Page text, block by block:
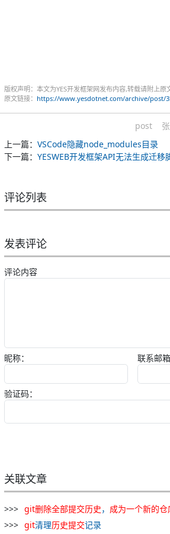
版权声明：本文为YES开发框架网发布内容,转载请附上原
原文链接： https://www.yesdotnet.com/archive/post/
post
上一篇： VSCode隐藏node_modules目录
下一篇： YESWEB开发框架API无法生成迁移
评论列表
发表评论
评论内容
昵称： 联系邮箱
验证码：
关联文章
git删除全部提交历史， 成为一个新的仓
git清理历史提交记录